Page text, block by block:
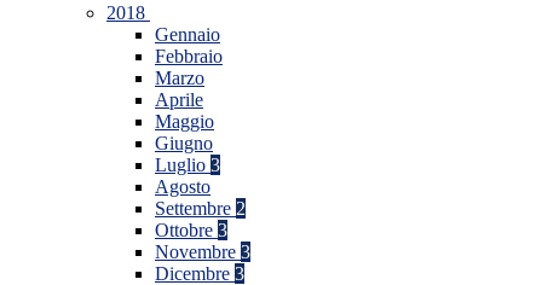
2018
Gennaio
Febbraio
Marzo
Aprile
Maggio
Giugno
Luglio 3
Agosto
Settembre 2
Ottobre 3
Novembre 3
Dicembre 3